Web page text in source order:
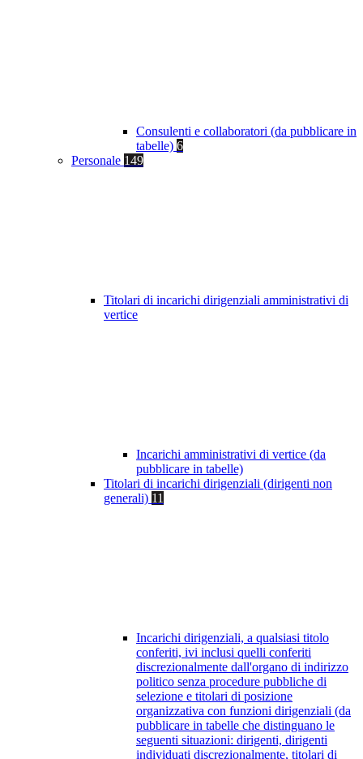
Consulenti e collaboratori (da pubblicare in
tabelle) 6
Personale 149
Titolari di incarichi dirigenziali amministrativi di
vertice
Incarichi amministrativi di vertice (da
pubblicare in tabelle)
Titolari di incarichi dirigenziali (dirigenti non
generali) 11
Incarichi dirigenziali, a qualsiasi titolo
conferiti, ivi inclusi quelli conferiti
discrezionalmente dall'organo di indirizzo
politico senza procedure pubbliche di
selezione e titolari di posizione
organizzativa con funzioni dirigenziali (da
pubblicare in tabelle che distinguano le
seguenti situazioni: dirigenti, dirigenti
individuati discrezionalmente, titolari di